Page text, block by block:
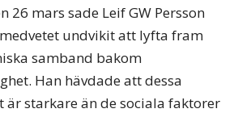
26 mars sade Leif GW Persson
undvikit att lyfta fram
samband bakom
Han hävdade att dessa
starkare än de sociala faktorer